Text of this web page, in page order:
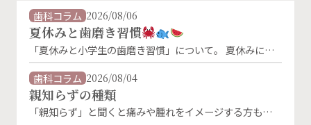
歯科コラム 2026/08/06
夏休みと歯磨き習慣
「夏休みと小学生の歯磨き習慣」について。 夏休みに入
り、生活リズムが変わることで、歯磨きの習慣が乱れがち
になります。特に朝の歯磨きは、「朝ごはんを食べないか
ら」「外に出かけないから」といった理由で忘れやすくな
るものです。 しかし、夏休み中でもむし歯菌は活発に活
動しています。朝・晩しっかり磨くことが、お子さんの大
歯科コラム 2026/08/04
親知らずの種類
「親知らず」と聞くと痛みや腫れをイメージする方も多い